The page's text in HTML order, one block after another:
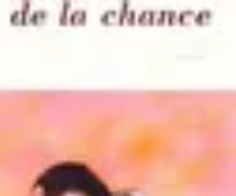
Conseils d'AchatBest ofGuidesComparatifs